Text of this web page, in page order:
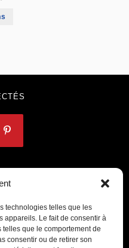
technologies telles que les
appareils. Le fait de consentir à
que le comportement de
consentir ou de retirer son